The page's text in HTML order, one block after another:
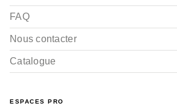
FAQ
Nous contacter
Catalogue
ESPACES PRO